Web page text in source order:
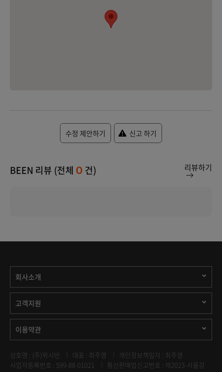
수정 제안하기 신고 하기
BEEN 리뷰 (전체 0 건) 리뷰하기
회사소개
고객지원
이용약관
상호명 : (주)위시빈 대표 : 최주영
개인정보책임자 : 최주영
사업자등록번호 : 599-88-01021
통신판매업신고번호 : 제2023-서울강